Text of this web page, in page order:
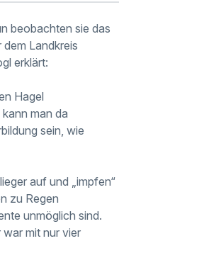
beobachten sie das
Landkreis
erklärt:
Hagel
man da
sein, wie
auf und „impfen“
zu Regen
unmöglich sind.
mit nur vier